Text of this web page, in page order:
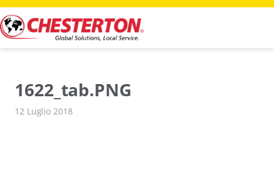
Vai
al
contenuto
1622_tab.PNG
12 Luglio 2018